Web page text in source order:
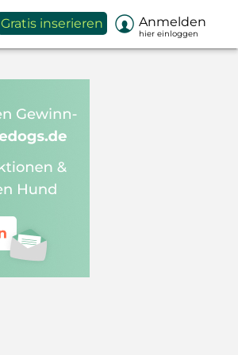
Gratis inserieren  Anmelden
hier einloggen